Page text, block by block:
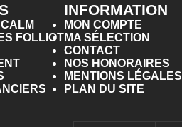
FOLLIOT
INFORMATION
MON COMPTE
MA SÉLECTION
CONTACT
NOS HONORAIRES
MENTIONS LÉGALES
PLAN DU SITE